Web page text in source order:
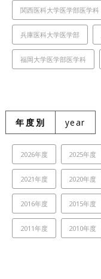
関西医科大学医学部医学科
兵庫医科大学医学部
福岡大学医学部医学科
年度別 year
2026年度 2025年度
2021年度 2020年度
2016年度 2015年度
2011年度 2010年度